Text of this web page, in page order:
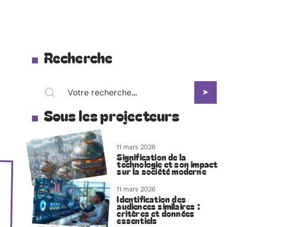
Recherche
Sous les projecteurs
11 mars 2026
Signification de la
technologie et son impact
sur la société moderne
11 mars 2026
Identification des
audiences similaires :
critères et données
essentiels